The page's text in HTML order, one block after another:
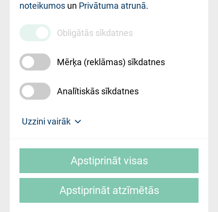
010000234
Maksas
pakalpojumu
cenrādis
Mājas lapas izstrāde:
noteikumos un Privātuma atrunā.
Obligātās sīkdatnes
Mērķa (reklāmas) sīkdatnes
Analītiskās sīkdatnes
Uzzini vairāk
slimnīca, turpmāk – Pārzinis, sīkdatņu
sīkdatņu izmantošanas nosacījumiem.
Apstiprināt visas
Apstiprināt atzīmētās